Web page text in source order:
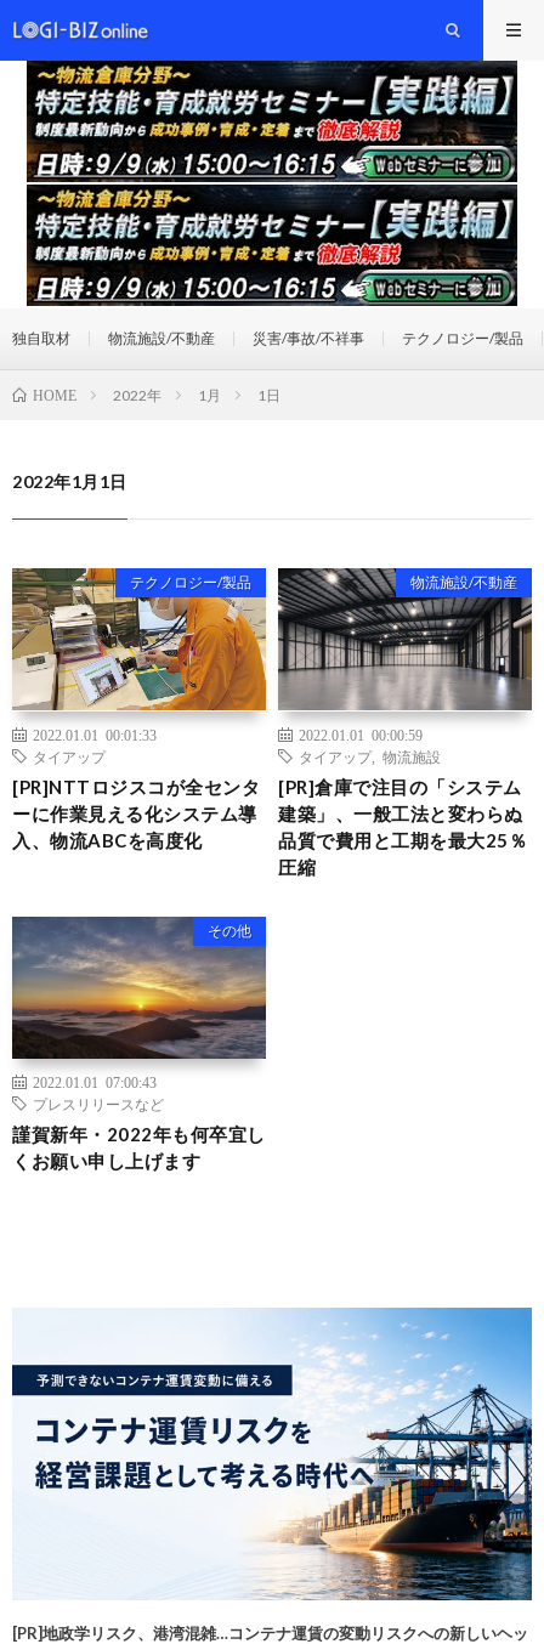
独自取材 物流施設/不動産 災害/事故/不祥事 テクノロジー/製品
HOME 2022年 1月 1日
2022年1月1日
テクノロジー/製品
2022.01.01 00:01:33
タイアップ
[PR]NTTロジスコが全センタ
ーに作業見える化システム導
入、物流ABCを高度化
物流施設/不動産
2022.01.01 00:00:59
タイアップ, 物流施設
[PR]倉庫で注目の「システム
建築」、一般工法と変わらぬ
品質で費用と工期を最大25％
圧縮
その他
2022.01.01 07:00:43
プレスリリースなど
謹賀新年・2022年も何卒宜し
くお願い申し上げます
[PR]地政学リスク、港湾混雑…コンテナ運賃の変動リスクへの新しいヘッ